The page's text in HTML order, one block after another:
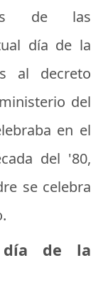
de las
día de la
al decreto
del
en el
del '80,
se celebra
día de la